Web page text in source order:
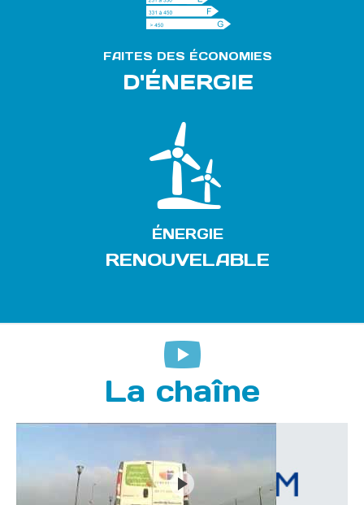
FAITES DES ÉCONOMIES
D'ÉNERGIE
ÉNERGIE
RENOUVELABLE
La chaîne